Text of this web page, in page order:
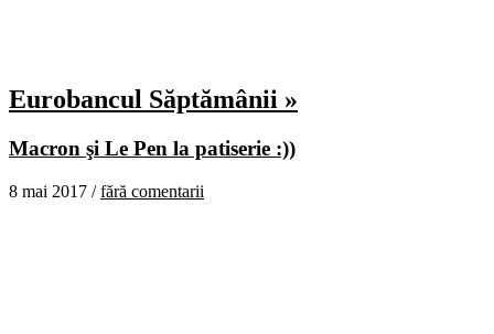
Eurobancul Săptămânii »
Macron şi Le Pen la patiserie :))
8 mai 2017 /fără comentarii